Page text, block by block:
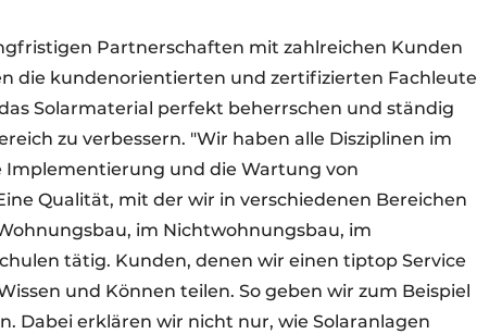
Partnerschaften mit zahlreichen Kunden
die kundenorientierten und zertifizierten Fachleute
Solarmaterial perfekt beherrschen und ständig
zu verbessern. "Wir haben alle Disziplinen im
Implementierung und die Wartung von
Qualität, mit der wir in verschiedenen Bereichen
im Nichtwohnungsbau, im
tätig. Kunden, denen wir einen tiptop Service
und Können teilen. So geben wir zum Beispiel
Dabei erklären wir nicht nur, wie Solaranlagen